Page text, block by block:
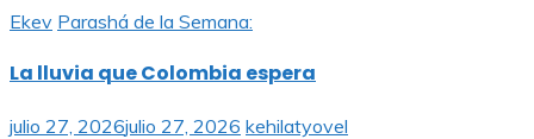
Ekev Parashá de la Semana:
La lluvia que Colombia espera
julio 27, 2026julio 27, 2026 kehilatyovel